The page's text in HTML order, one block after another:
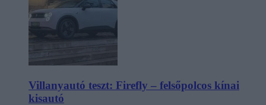
Villanyautó teszt: Firefly – felsőpolcos kínai
kisautó